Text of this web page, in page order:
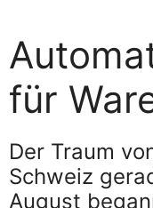
für
Der Traum
Schweiz
August